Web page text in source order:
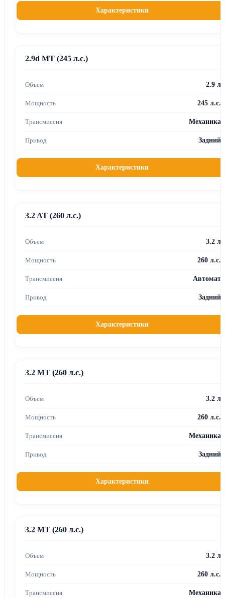
Характеристики
2.9d MT (245 л.с.)
2.9 л
245 л.с.
Механика
Задний
Характеристики
3.2 AT (260 л.с.)
3.2 л
260 л.с.
Автомат
Задний
Характеристики
3.2 MT (260 л.с.)
3.2 л
260 л.с.
Механика
Задний
Характеристики
3.2 MT (260 л.с.)
3.2 л
260 л.с.
Механика